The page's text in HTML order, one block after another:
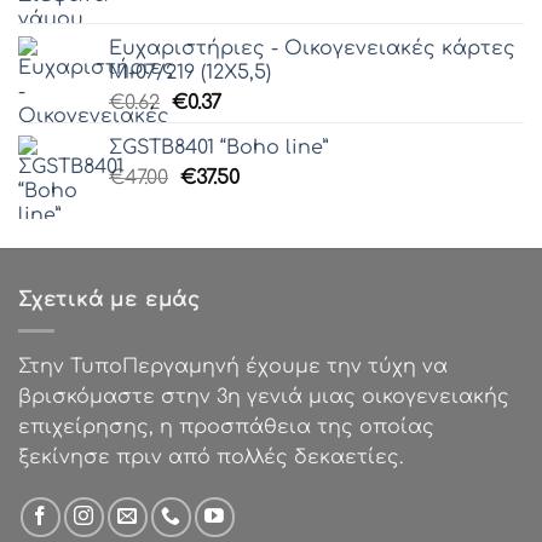
€85.00.είναι:
€50.00.
Ευχαριστήριες - Οικογενειακές κάρτες
Μ-07/219 (12Χ5,5)
€0.62 Original
was:
€0.62.
€0.37Η
τιμή
είναι:
ΣGSTB8401 “Boho line”
€47.00 Original
€47.00.
€37.50Η
είναι:
Σχετικά με εμάς
Στην ΤυποΠεργαμηνή έχουμε την τύχη να
βρισκόμαστε στην 3η γενιά μιας οικογενειακής
επιχείρησης, η προσπάθεια της οποίας
ξεκίνησε πριν από πολλές δεκαετίες.